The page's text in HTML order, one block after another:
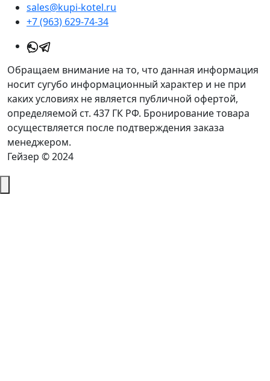
sales@kupi-kotel.ru
+7 (963) 629-74-34
Обращаем внимание на то, что данная информация
носит сугубо информационный характер и не при
каких условиях не является публичной офертой,
определяемой ст. 437 ГК РФ. Бронирование товара
осуществляется после подтверждения заказа
менеджером.
Гейзер © 2024